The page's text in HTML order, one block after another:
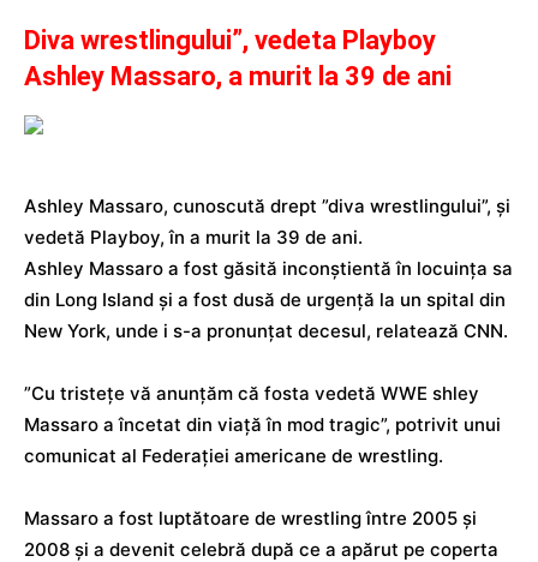
Diva wrestlingului”, vedeta Playboy
Ashley Massaro, a murit la 39 de ani
Ashley Massaro, cunoscută drept ”diva wrestlingului”, și
vedetă Playboy, în a murit la 39 de ani.
Ashley Massaro a fost găsită inconștientă în locuința sa
din Long Island și a fost dusă de urgență la un spital din
New York, unde i s-a pronunțat decesul, relatează CNN.
”Cu tristețe vă anunțăm că fosta vedetă WWE shley
Massaro a încetat din viață în mod tragic”, potrivit unui
comunicat al Federației americane de wrestling.
Massaro a fost luptătoare de wrestling între 2005 și
2008 și a devenit celebră după ce a apărut pe coperta